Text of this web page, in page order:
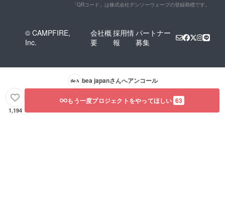
「QRコード」は株式会社デンソーウェーブの登録商標です。
© CAMPFIRE,
Inc.
会社概
要
採用情
報
パートナー
募集
bea japanさんへアンコール
1,194
もう一度プロジェクトをやってほしい 63